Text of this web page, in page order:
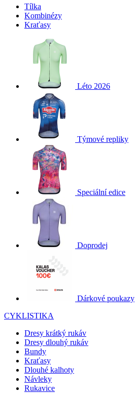
Tílka
Kombinézy
Kraťasy
Léto 2026
Týmové repliky
Speciální edice
Doprodej
Dárkové poukazy
CYKLISTIKA
Dresy krátký rukáv
Dresy dlouhý rukáv
Bundy
Kraťasy
Dlouhé kalhoty
Návleky
Rukavice